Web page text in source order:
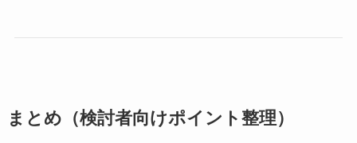
まとめ（検討者向けポイント整理）